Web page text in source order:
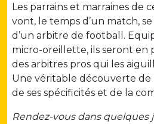
Les parrains et marraines de
vont, le temps d’un match,
d’un arbitre de football.
micro-oreillette, ils seront en
des arbitres pros qui les
Une véritable découverte de
de ses spécificités et de la
Rendez-vous dans quelques